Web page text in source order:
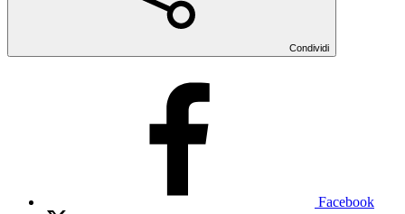
Condividi
Facebook